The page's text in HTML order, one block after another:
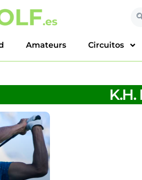
Amateurs Circuitos
K.H.